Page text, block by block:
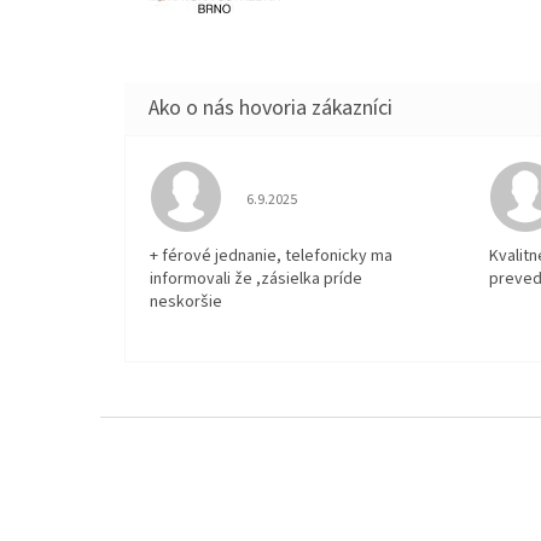
Hodnotenie obchodu je 5 z 5 hviezdičiek.
6.9.2025
+ férové jednanie, telefonicky ma
informovali že ,zásielka príde
neskoršie